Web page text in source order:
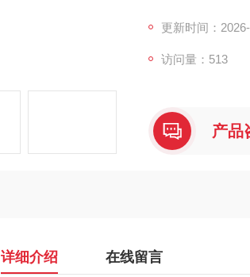
安全保障。
更新时间：
访问量：513
产品
详细介绍 在线留言